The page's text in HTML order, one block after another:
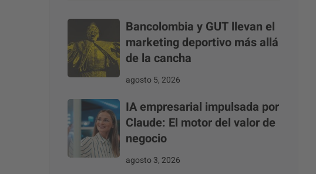
Bancolombia y GUT llevan el
marketing deportivo más allá
de la cancha
agosto 5, 2026
IA empresarial impulsada por
Claude: El motor del valor de
negocio
agosto 3, 2026